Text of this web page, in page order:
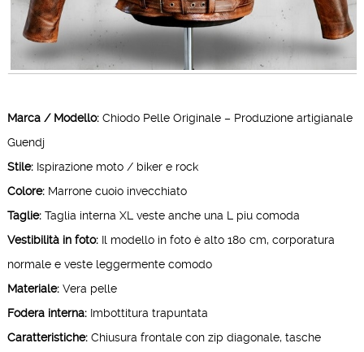
Marca / Modello:Chiodo Pelle Originale – Produzione artigianale
Guendj
Stile:Ispirazione moto / biker e rock
Colore:Marrone cuoio invecchiato
Taglie:Taglia interna XL veste anche una L piu comoda
Vestibilità in foto:Il modello in foto è alto 180 cm, corporatura
normale e veste leggermente comodo
Materiale:Vera pelle
Fodera interna:Imbottitura trapuntata
Caratteristiche:Chiusura frontale con zip diagonale, tasche